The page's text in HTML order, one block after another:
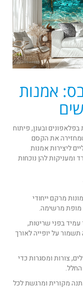
אמנות
בפלאפונים ובענן, פיתוח
את הקסם
ליצירות אמנות
להן נוכחות
מרקם ייחודי
מופת מרשימה.
בפני שריטות,
על יופייה לאורך
צורות ומסגרות כדי
מקורית ומרגשת לכל